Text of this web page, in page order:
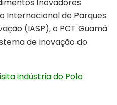
Inovadores
Internacional de Parques
(IASP), o PCT Guamá
de inovação do
indústria do Polo